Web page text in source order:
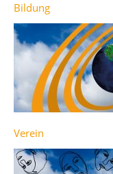
Bildung
Verein